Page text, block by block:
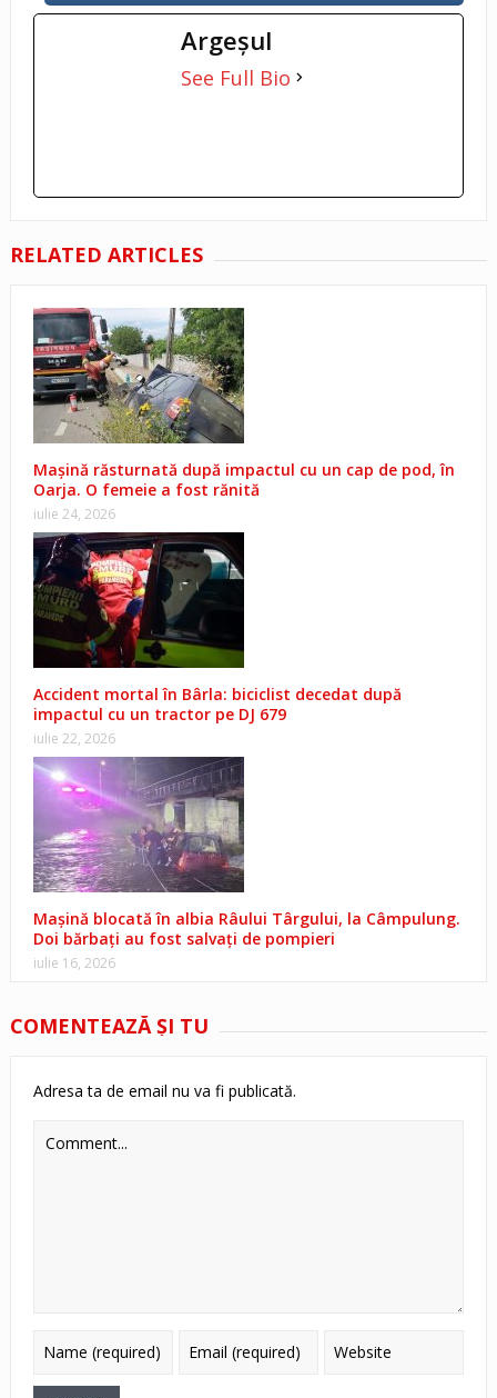
Argeşul
See Full Bio
RELATED ARTICLES
Mașină răsturnată după impactul cu un cap de pod, în
Oarja. O femeie a fost rănită
iulie 24, 2026
Accident mortal în Bârla: biciclist decedat după
impactul cu un tractor pe DJ 679
iulie 22, 2026
Mașină blocată în albia Râului Târgului, la Câmpulung.
Doi bărbați au fost salvați de pompieri
iulie 16, 2026
COMENTEAZĂ ŞI TU
Adresa ta de email nu va fi publicată.